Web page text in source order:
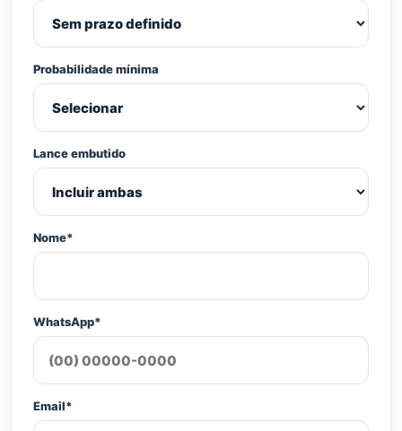
Probabilidade mínima
Lance embutido
Nome*
WhatsApp*
Email*